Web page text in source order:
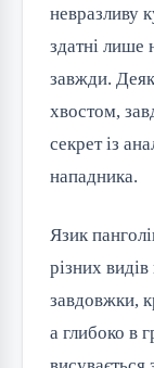
невразливу
здатні лише
завжди.
хвостом,
секрет із
нападника.
Язик
різних
завдовжки,
а глибоко в